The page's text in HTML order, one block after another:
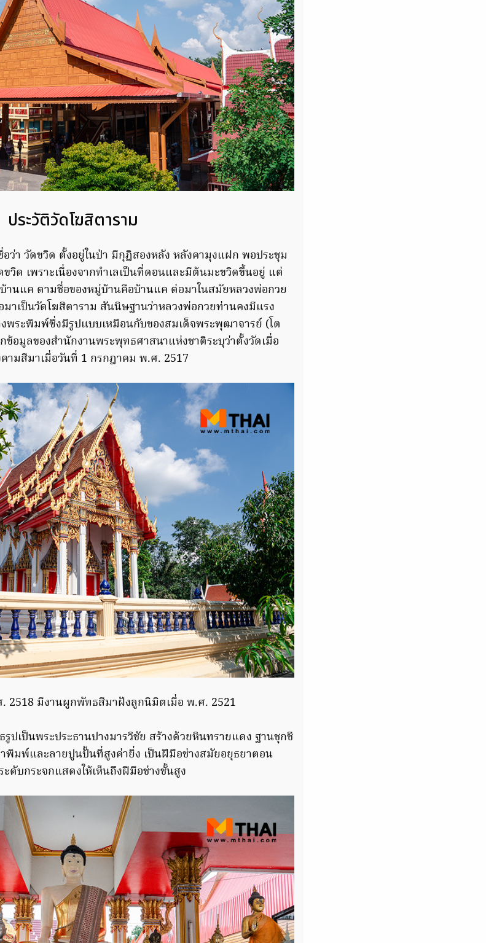
ประวัติวัดโฆสิตาราม
ว่า วัดขวิด ตั้งอยู่ในป่า มีกุฎิสองหลัง หลังคามุงแฝก พอประชุม
วิด เพราะเนื่องจากทำเลเป็นที่ดอนและมีต้นมะขวิดขึ้นอยู่ แต่
านแค ตามชื่อของหมู่บ้านคือบ้านแค ต่อมาในสมัยหลวงพ่อกวย
มาเป็นวัดโฆสิตาราม สันนิษฐานว่าหลวงพ่อกวยท่านคงมีแรง
พระพิมพ์ซึ่งมีรูปแบบเหมือนกับของสมเด็จพระพุฒาจารย์ (โต
ข้อมูลของสำนักงานพระพุทธศาสนาแห่งชาติระบุว่าตั้งวัดเมื่อ
ามสีมาเมื่อวันที่ 1 กรกฎาคม พ.ศ. 2517
. 2518 มีงานผูกพัทธสีมาฝังลูกนิมิตเมื่อ พ.ศ. 2521
ปเป็นพระประธานปางมารวิชัย สร้างด้วยหินทรายแดง ฐานชุกชี
พิมพ์และลายปูนปั้นที่สูงค่ายิ่ง เป็นฝีมือช่างสมัยอยุธยาตอน
ดับกระจกแสดงให้เห็นถึงฝีมือช่างชั้นสูง